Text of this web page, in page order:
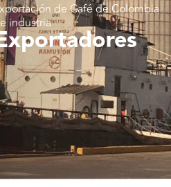
de Café de Colombia
industria